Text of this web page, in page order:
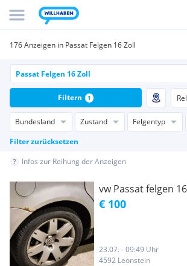
176 Anzeigen in Passat Felgen 16 Zoll
Bundesland Zustand Felgentyp
Filter zurücksetzen
Filtern 1
Infos zur Reihung der Anzeigen
vw Passat felgen
€ 100
23.07. - 09:49 Uhr
4592 Leonstein